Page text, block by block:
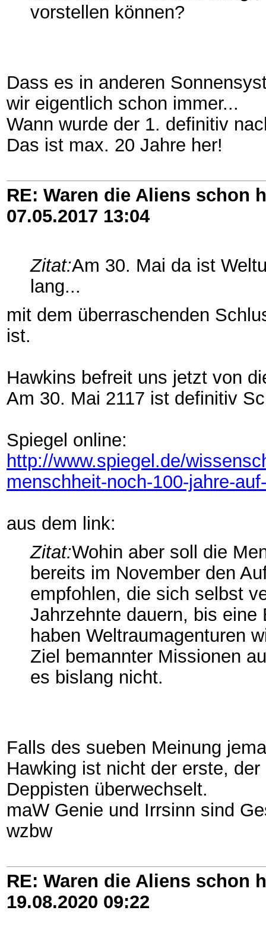
vorstellen können?
Dass es in anderen
wir eigentlich schon immer...
Wann wurde der 1. definitiv
Das ist max. 20 Jahre her!
RE: Waren die Aliens schon
07.05.2017 13:04
Zitat:Am 30. Mai da ist
lang...
mit dem überraschenden
ist.
Hawkins befreit uns jetzt von
Am 30. Mai 2117 ist definitiv
Spiegel online:
http://www.spiegel.de/
menschheit-noch-100-jahre-
aus dem link:
Zitat:Wohin aber soll die
bereits im November den
empfohlen, die sich selbst
Jahrzehnte dauern, bis
haben Weltraumagenturen
Ziel bemannter Missionen
es bislang nicht.
Falls des sueben Meinung
Hawking ist nicht der erste,
Deppisten überwechselt.
maW Genie und Irrsinn sind
wzbw
RE: Waren die Aliens schon
19.08.2020 09:22